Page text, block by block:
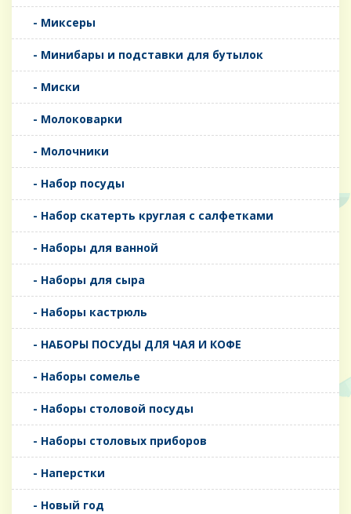
- Миксеры
- Минибары и подставки для бутылок
- Миски
- Молоковарки
- Молочники
- Набор посуды
- Набор скатерть круглая с салфетками
- Наборы для ванной
- Наборы для сыра
- Наборы кастрюль
- НАБОРЫ ПОСУДЫ ДЛЯ ЧАЯ И КОФЕ
- Наборы сомелье
- Наборы столовой посуды
- Наборы столовых приборов
- Наперстки
- Новый год